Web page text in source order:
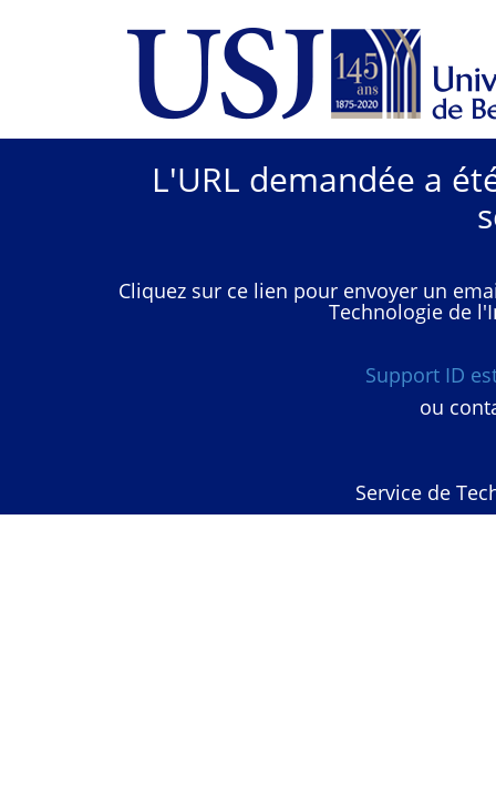
L'URL demandée a
Cliquez sur ce lien pour envoyer un
Technologie de
Support ID
ou
Service de